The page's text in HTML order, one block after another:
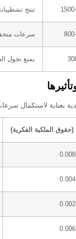
تنتج
سرعات
يمنع تجول
بعناية لاستكمال
(حقوق الملكية الفكرية)